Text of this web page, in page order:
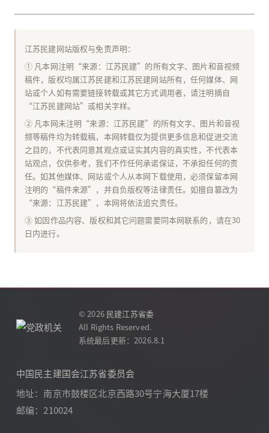
江苏民建网站版权与免责声明：
① 凡本网注明“来源：江苏民建”的所有文字、图片和音视频
稿件，版权均属江苏民建和江苏民建网站所有，任何媒体、网
站或个人如有需要链接转载或其它方式调用者，请注明摘自
“江苏民建网站”或相关字样。
② 凡本网未注明“来源：江苏民建”的所有文字、图片和音视
频等稿件均为转载稿，本网转载仅为提供更多信息和促进交流
之目的，不代表同意其观点或证实其内容的真实性，不代表本
站观点，仅供参考，我们不作任何承诺保证，不承担任何的责
任。如其他媒体、网站或个人从本网下载使用，必须保留本网
注明的“稿件来源”，并自负版权等法律责任。如擅自篡改为
“来源：江苏民建”，本网将依法追究责任。
③ 如因作品内容、版权和其它问题需要同本网联系的，请在30
日内进行。
© 2026 民建江苏省委
All Rights Reserved.
系统最后更新：2026.8.1
中国民主建国会江苏省委员会
地址：南京市鼓楼区北京西路30号宁海大厦17楼
邮编：210024